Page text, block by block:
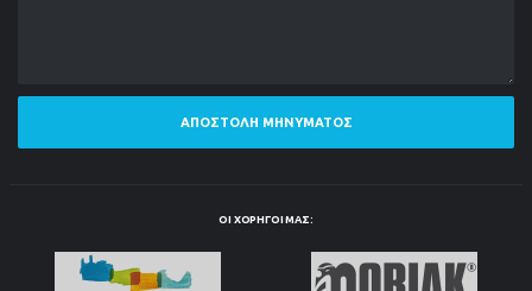
ΑΠΟΣΤΟΛΉ ΜΗΝΎΜΑΤΟΣ
ΟΙ ΧΟΡΗΓΟΊ ΜΑΣ: